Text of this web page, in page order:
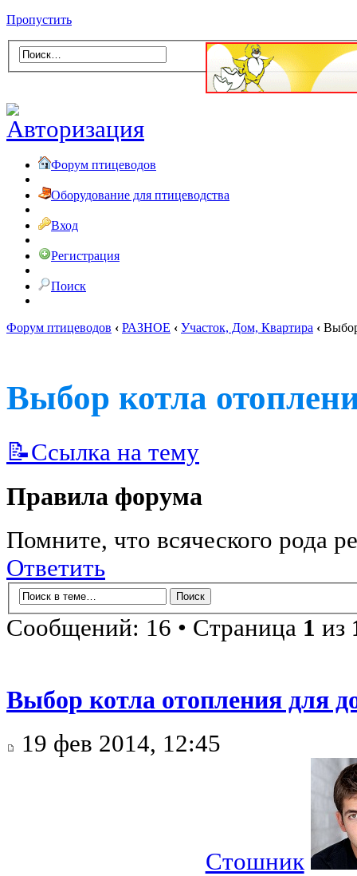
Пропустить
Форум птицеводов
Оборудование для птицеводства
Вход
Регистрация
Поиск
Форум птицеводов ‹ РАЗНОЕ ‹ Участок, Дом, Квартира ‹
Выбор котла
📝Ссылка на тему
Правила форума
Помните, что всяческого рода
Ответить
Сообщений: 16 • Страница 1 из
Выбор котла отопления для
19 фев 2014, 12:45
Стошник